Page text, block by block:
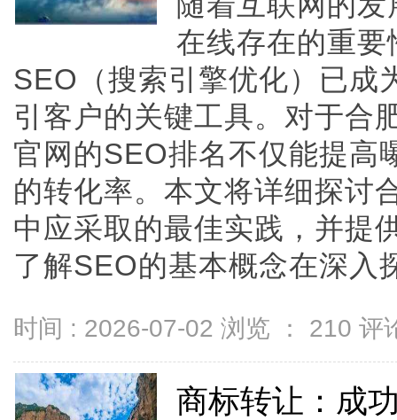
在线存在的重
SEO（搜索引擎优化）已成
引客户的关键工具。对于合
官网的SEO排名不仅能提高
的转化率。本文将详细探讨
中应采取的最佳实践，并提
了解SEO的基本概念在深入
时间 : 2026-07-02 浏览 ： 210 评
商标转让：成